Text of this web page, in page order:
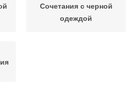
Сочетания с черной
одеждой